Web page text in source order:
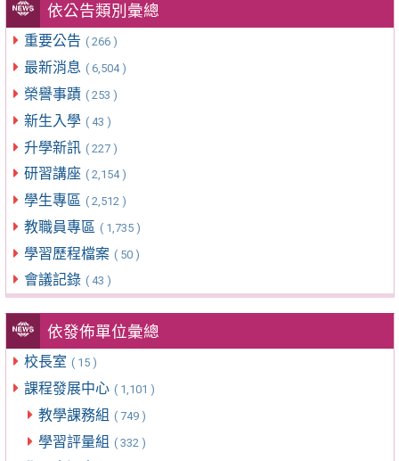
依公告類別彙總
重要公告 ( 266 )
最新消息 ( 6,504 )
榮譽事蹟 ( 253 )
新生入學 ( 43 )
升學新訊 ( 227 )
研習講座 ( 2,154 )
學生專區 ( 2,512 )
教職員專區 ( 1,735 )
學習歷程檔案 ( 50 )
會議記錄 ( 43 )
依發佈單位彙總
校長室 ( 15 )
課程發展中心 ( 1,101 )
教學課務組 ( 749 )
學習評量組 ( 332 )